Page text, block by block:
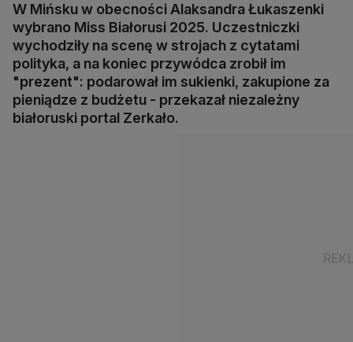
W Mińsku w obecności Alaksandra Łukaszenki
wybrano Miss Białorusi 2025. Uczestniczki
wychodziły na scenę w strojach z cytatami
polityka, a na koniec przywódca zrobił im
"prezent": podarował im sukienki, zakupione za
pieniądze z budżetu - przekazał niezależny
białoruski portal Zerkało.